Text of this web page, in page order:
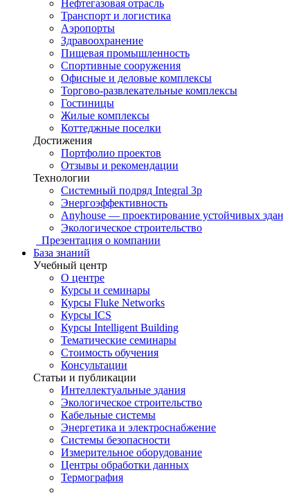
Нефтегазовая отрасль
Транспорт и логистика
Аэропорты
Здравоохранение
Пищевая промышленность
Спортивные сооружения
Офисные и деловые комплексы
Торгово-развлекательные комплексы
Гостиницы
Жилые комплексы
Коттеджные поселки
Достижения
Портфолио проектов
Отзывы и рекомендации
Технологии
Системный подряд Integral 3p
Энергоэффективность
Anyhouse — проектирование устойчивых
Экологическое строительство
Презентация о компании
База знаний
Учебный центр
О центре
Курсы и семинары
Курсы Fluke Networks
Курсы ICS
Курсы Intelligent Building
Тематические семинары
Стоимость обучения
Консультации
Статьи и публикации
Интеллектуальные здания
Экологическое строительство
Кабельные системы
Энергетика и электроснабжение
Системы безопасности
Измерительное оборудование
Центры обработки данных
Термография